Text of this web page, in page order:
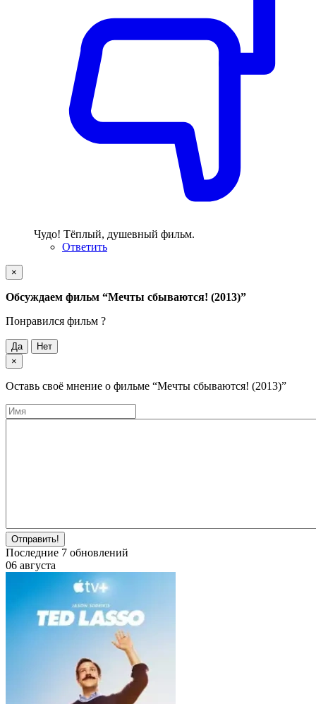
Чудо! Тёплый, душевный фильм.
Ответить
×
Обсуждаем фильм “Мечты сбываются! (2013)”
Понравился фильм ?
Да
Нет
×
Оставь своё мнение о фильме “Мечты сбываются! (2013)”
Отправить!
Последние 7 обновлений
06 августа